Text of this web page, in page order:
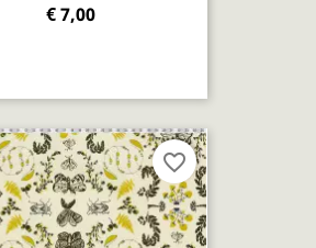
€ 7,00
favorite_border